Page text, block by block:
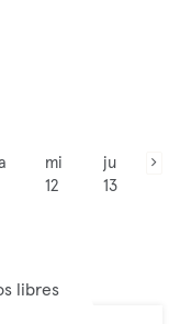
mi
12
ju
13
libres